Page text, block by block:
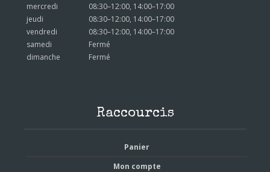
mercredi
08:30–12:00, 14:00–17:00
jeudi
08:30–12:00, 14:00–17:00
vendredi
08:30–12:00, 14:00–17:00
samedi
Fermé
dimanche
Fermé
Raccourcis
Panier
Mon compte